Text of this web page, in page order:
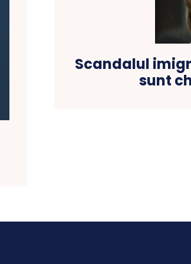
Scandalul
sunt